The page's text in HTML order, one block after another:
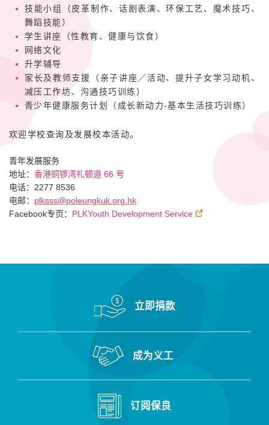
技能小组（皮革制作、话剧表演、环保工艺、魔术技巧、
舞蹈技能）
学生讲座（性教育、健康与饮食）
网络文化
升学辅导
家长及教师支援（亲子讲座／活动、提升子女学习动机、
减压工作坊、沟通技巧训练）
青少年健康服务计划
（ 成长新动力-基本生活技巧训练）
欢迎学校查询及发展校本活动。
青年发展服务
地址： 香港铜锣湾礼顿道 66 号
电话：2277 8536
电邮： plksss@poleungkuk.org.hk
Facebook专页： PLKYouth Development Service
立即捐款
成为义工
订阅保良